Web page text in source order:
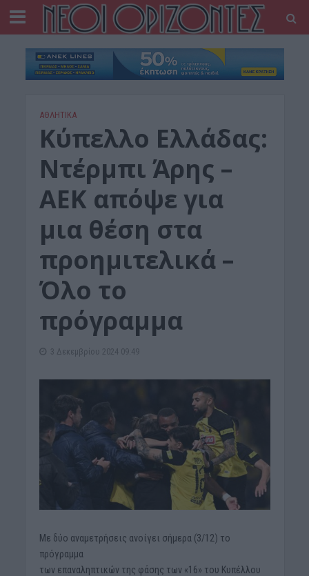
ΑΘΛΗΤΙΚΑ
Κύπελλο Ελλάδας:
Ντέρμπι Άρης –
ΑΕΚ απόψε για
μια θέση στα
προημιτελικά –
Όλο το
πρόγραμμα
3 Δεκεμβρίου 2024 09:49
Με δύο αναμετρήσεις ανοίγει σήμερα (3/12) το
πρόγραμμα
των επαναληπτικών της φάσης των «16» του Κυπέλλου